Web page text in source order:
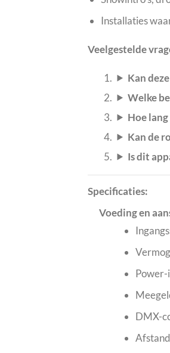
Installaties
Veelgestelde
Kan
Welke
Hoe
Kan de
Is dit
Specificaties:
Voeding en
Power-
DMX-